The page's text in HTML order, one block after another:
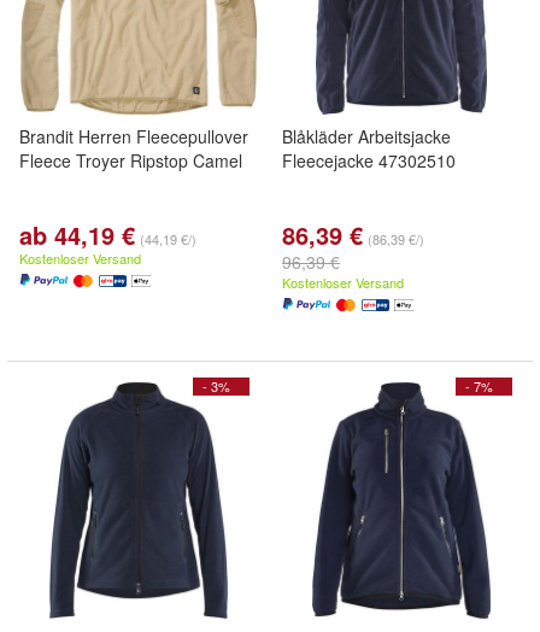
Brandit Herren Fleecepullover
Fleece Troyer Ripstop Camel
ab 44,19 € (44,19 €/)
Kostenloser Versand
Blåkläder Arbeitsjacke
Fleecejacke 47302510
86,39 € (86,39 €/)
96,39 €
Kostenloser Versand
- 3% - 7%